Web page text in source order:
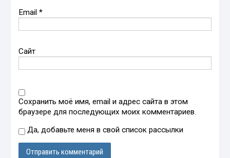
Email*
Сайт
Сохранить моё имя, email и адрес сайта в этом
браузере для последующих моих комментариев.
Да, добавьте меня в свой список рассылки